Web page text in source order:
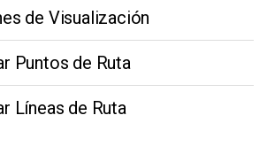
de Visualización
Puntos de Ruta
Líneas de Ruta